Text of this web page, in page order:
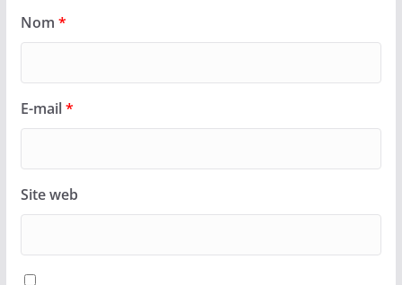
Nom *
E-mail*
Site web